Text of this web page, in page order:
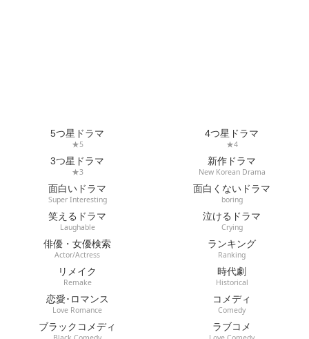
5つ星ドラマ
★5
4つ星ドラマ
★4
3つ星ドラマ
★3
新作ドラマ
New Korean Drama
面白いドラマ
Super Interesting
面白くないドラマ
boring
笑えるドラマ
Laughable
泣けるドラマ
Crying
俳優・女優検索
Actor/Actress
ランキング
Ranking
リメイク
Remake
時代劇
Historical
恋愛･ロマンス
Love Romance
コメディ
Comedy
ブラックコメディ ラブコメ